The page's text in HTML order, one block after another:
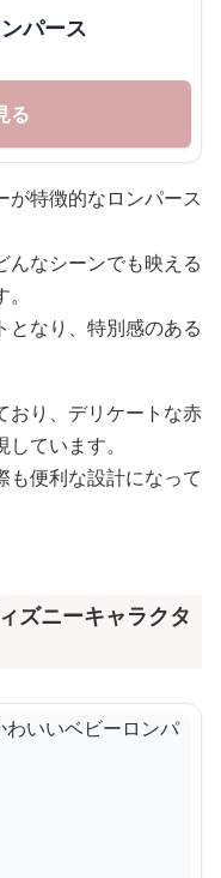
ンパース
る
が特徴的なロンパース
んなシーンでも映える
となり、特別感のある
おり、デリケートな赤
ています。
も便利な設計になって
ズニーキャラクタ